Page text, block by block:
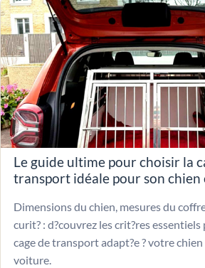
Le guide ultime pour choisir la
transport idéale pour son chien
Dimensions du chien, mesures du
curit? : d?couvrez les crit?res
cage de transport adapt?e ? votre
voiture.